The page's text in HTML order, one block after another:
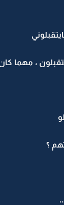
، مهما
؟